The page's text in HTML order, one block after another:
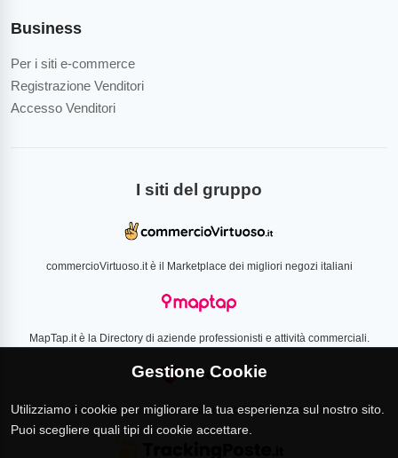
Business
Per i siti e-commerce
Registrazione Venditori
Accesso Venditori
I siti del gruppo
commercioVirtuoso.it è il Marketplace dei migliori negozi italiani
MapTap.it è la Directory di aziende professionisti e attività commerciali.
Loverlist.com è il comparatore di prezzo CSS certificato Google
Gestione Cookie
Utilizziamo i cookie per migliorare la tua esperienza sul nostro sito.
Puoi scegliere quali tipi di cookie accettare.